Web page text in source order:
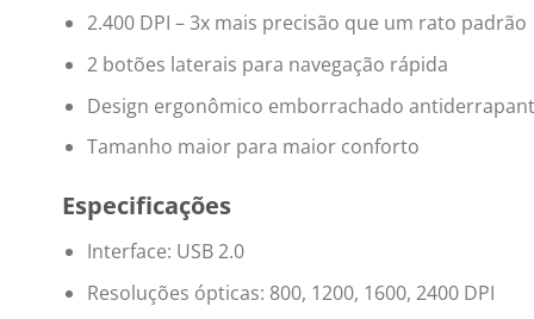
2.400 DPI – 3x mais precisão que um rato padrão
2 botões laterais para navegação rápida
Design ergonômico emborrachado
Tamanho maior para maior conforto
Especificações
Interface: USB 2.0
Resoluções ópticas: 800, 1200, 1600, 2400 DPI